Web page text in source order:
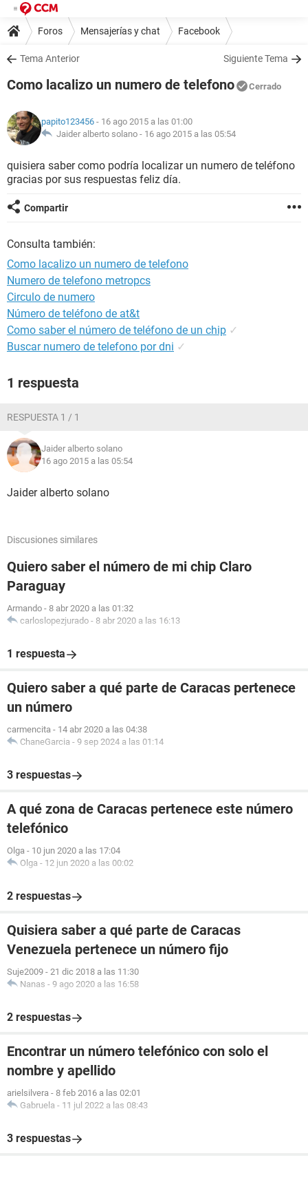
Foros Mensajerías y chat Facebook
Tema Anterior Siguiente Tema
Como lacalizo un numero de telefono Cerrado
papito123456 - 16 ago 2015 a las 01:00
Jaider alberto solano - 16 ago 2015 a las 05:54
quisiera saber como podría localizar un numero de teléfono
gracias por sus respuestas feliz día.
Compartir
Consulta también:
Como lacalizo un numero de telefono
Numero de telefono metropcs
Circulo de numero
Número de teléfono de at&t
Como saber el número de teléfono de un chip ✓
Buscar numero de telefono por dni ✓
1 respuesta
RESPUESTA 1 / 1
Jaider alberto solano
16 ago 2015 a las 05:54
Jaider alberto solano
Discusiones similares
Quiero saber el número de mi chip Claro
Paraguay
Armando - 8 abr 2020 a las 01:32
carloslopezjurado - 8 abr 2020 a las 16:13
1 respuesta
Quiero saber a qué parte de Caracas pertenece
un número
carmencita - 14 abr 2020 a las 04:38
ChaneGarcia - 9 sep 2024 a las 01:14
3 respuestas
A qué zona de Caracas pertenece este número
telefónico
Olga - 10 jun 2020 a las 17:04
Olga - 12 jun 2020 a las 00:02
2 respuestas
Quisiera saber a qué parte de Caracas
Venezuela pertenece un número fijo
Suje2009 - 21 dic 2018 a las 11:30
Nanas - 9 ago 2020 a las 16:58
2 respuestas
Encontrar un número telefónico con solo el
nombre y apellido
arielsilvera - 8 feb 2016 a las 02:01
Gabruela - 11 jul 2022 a las 08:43
3 respuestas